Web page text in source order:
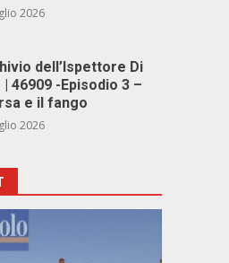
2026
dell’Ispettore Di
| 46909 -Episodio 3 –
e il fango
2026